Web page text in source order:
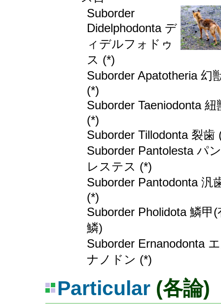
Suborder
Didelphodonta デ
ィデルフォドゥ
ス (*)
Suborder Apatotheria 幻
(*)
Suborder Taeniodonta 紐
(*)
Suborder Tillodonta 裂歯
Suborder Pantolesta パ
レステス (*)
Suborder Pantodonta 汎
(*)
Suborder Pholidota 鱗甲(
鱗)
Suborder Ernanodonta
ナノドン (*)
Particular (各論)